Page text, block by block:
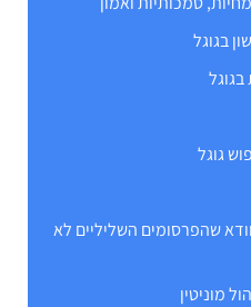
בגוגל
גוגל
שהפרסומים השליליים לא
מוניטין